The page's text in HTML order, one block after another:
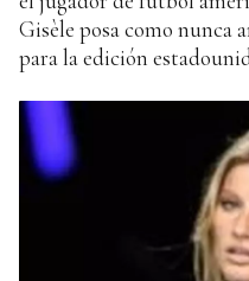
Gisèle posa como nunca
para la edición